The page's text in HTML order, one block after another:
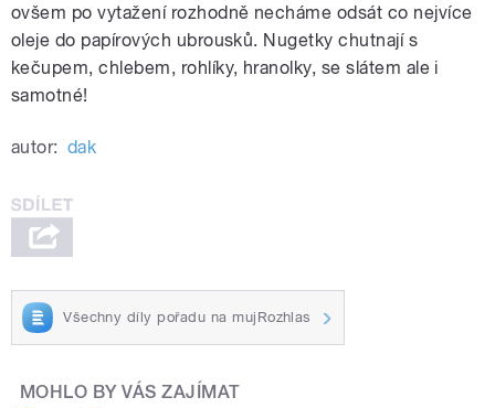
ovšem po vytažení rozhodně necháme odsát co nejvíce
oleje do papírových ubrousků. Nugetky chutnají s
kečupem, chlebem, rohlíky, hranolky, se slátem ale i
samotné!
autor: dak
Všechny díly pořadu na mujRozhlas
MOHLO BY VÁS ZAJÍMAT